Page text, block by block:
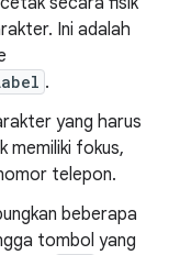
Ini adalah
.
yang harus
memiliki fokus,
telepon.
beberapa
tombol yang